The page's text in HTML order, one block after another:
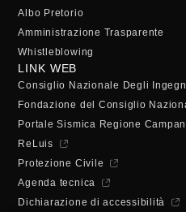
Albo Pretorio
Amministrazione Trasparente
Whistleblowing
LINK WEB
Consiglio Nazionale Degli
Fondazione del Consiglio
Portale Sismica Regione
ReLuis
Protezione Civile
Agenda tecnica
Dichiarazione di accessibilità